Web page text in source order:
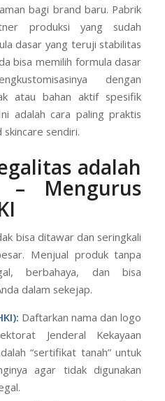
bagi brand baru. Pabrik
produksi yang sudah
dasar yang teruji stabilitas
bisa memilih formula dasar
dengan
atau bahan aktif spesifik
adalah cara paling praktis
sendiri.
adalah
– Mengurus
bisa ditawar dan seringkali
Menjual produk tanpa
berbahaya, dan bisa
dalam sekejap.
Daftarkan nama dan logo
Jenderal Kekayaan
“sertifikat tanah” untuk
agar tidak digunakan